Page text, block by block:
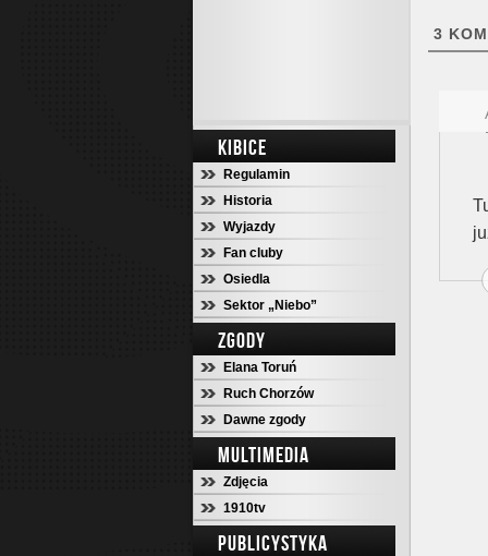
KIBICE
Regulamin
Historia
Wyjazdy
Fan cluby
Osiedla
Sektor „Niebo”
ZGODY
Elana Toruń
Ruch Chorzów
Dawne zgody
MULTIMEDIA
Zdjęcia
1910tv
PUBLICYSTYKA
3